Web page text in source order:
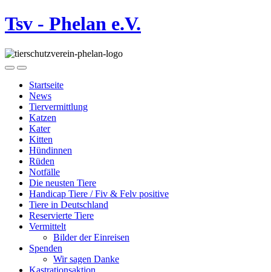
Tsv - Phelan e.V.
Startseite
News
Tiervermittlung
Katzen
Kater
Kitten
Hündinnen
Rüden
Notfälle
Die neusten Tiere
Handicap Tiere / Fiv & Felv positive
Tiere in Deutschland
Reservierte Tiere
Vermittelt
Bilder der Einreisen
Spenden
Wir sagen Danke
Kastrationsaktion